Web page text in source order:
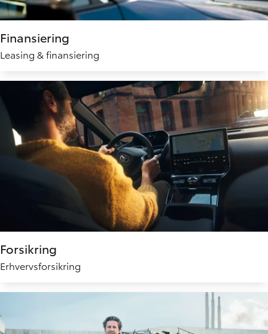
Finansiering
Leasing & finansiering
Forsikring
Erhvervsforsikring